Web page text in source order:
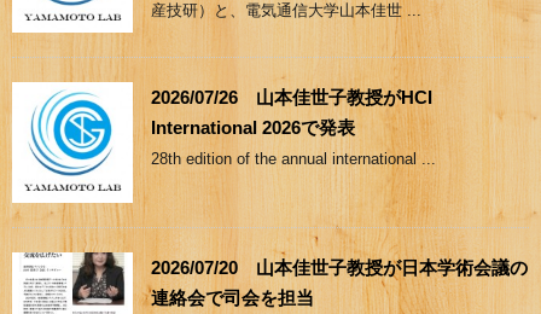
産技研）と、電気通信大学山本佳世 ...
2026/07/26 山本佳世子教授がHCI
International 2026で発表
28th edition of the annual international ...
2026/07/20 山本佳世子教授が日本学術会議の
連絡会で司会を担当